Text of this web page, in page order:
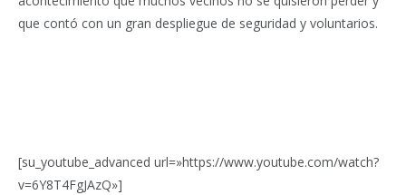
que contó con un gran despliegue de seguridad y voluntarios.
[su_youtube_advanced url=»https://www.youtube.com/watch?
v=6Y8T4FgJAzQ»]